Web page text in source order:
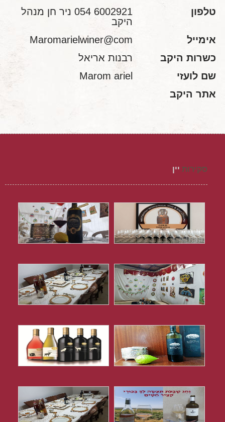
טלפון
6002921 054 ניר חן מנהל
היקב
אימייל
Maromarielwiner@com
כשרות היקב
רבנות אריאל
שם לועזי
Marom ariel
אתר היקב
סקירות יין